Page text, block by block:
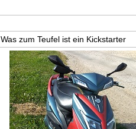
Was zum Teufel ist ein Kickstarter